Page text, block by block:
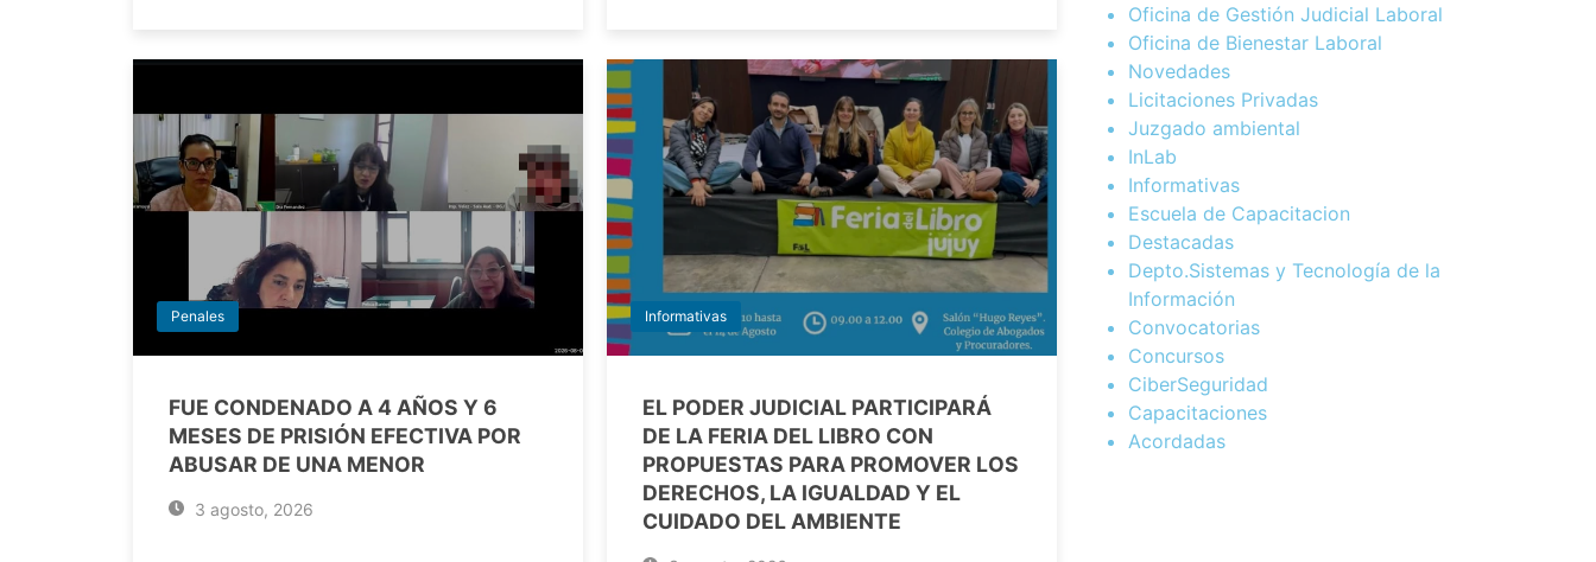
Penales
FUE CONDENADO A 4 AÑOS Y 6
MESES DE PRISIÓN EFECTIVA POR
ABUSAR DE UNA MENOR
3 agosto, 2026
Informativas
EL PODER JUDICIAL PARTICIPARÁ
DE LA FERIA DEL LIBRO CON
PROPUESTAS PARA PROMOVER LOS
DERECHOS, LA IGUALDAD Y EL
CUIDADO DEL AMBIENTE
Oficina de Gestión Judicial Laboral
Oficina de Bienestar Laboral
Novedades
Licitaciones Privadas
Juzgado ambiental
InLab
Informativas
Escuela de Capacitacion
Destacadas
Depto.Sistemas y Tecnología de la
Información
Convocatorias
Concursos
CiberSeguridad
Capacitaciones
Acordadas